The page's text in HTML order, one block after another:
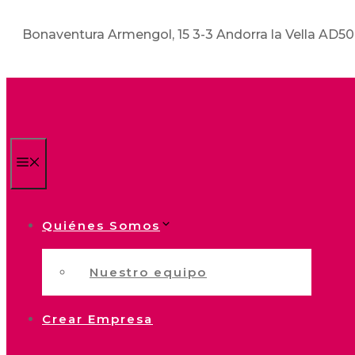
Bonaventura Armengol, 15 3-3 Andorra la Vella
Quiénes Somos
Nuestro equipo
Crear Empresa